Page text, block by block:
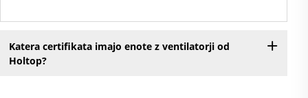
Katera certifikata imajo enote z ventilatorji od
Holtop?